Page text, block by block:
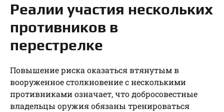
Реалии участия нескольких
противников в
перестрелке
Повышение риска оказаться втянутым в
вооруженное столкновение с несколькими
противниками означает, что добросовестные
владельцы оружия обязаны тренироваться